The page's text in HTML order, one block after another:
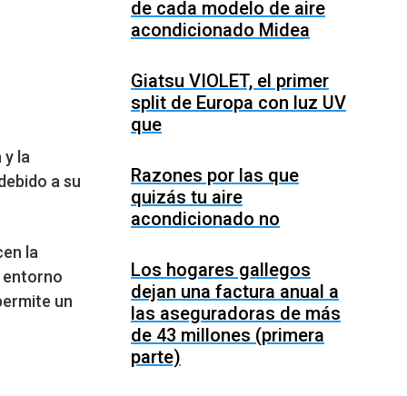
la
a su
la
entorno
un
de cada modelo de aire
acondicionado Midea
Giatsu VIOLET, el primer
split de Europa con luz UV
que
Razones por las que
quizás tu aire
acondicionado no
Los hogares gallegos
dejan una factura anual a
las aseguradoras de más
de 43 millones (primera
parte)